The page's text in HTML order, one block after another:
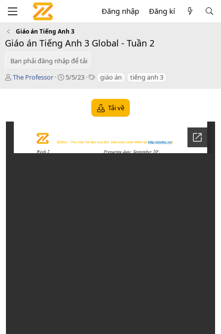
Đăng nhập Đăng kí
Giáo án Tiếng Anh 3
Giáo án Tiếng Anh 3 Global - Tuần 2
Bạn phải đăng nhập để tải
T
ả
The Professor
C
5/5/23
T giáo án tiếng anh 3
Tải về